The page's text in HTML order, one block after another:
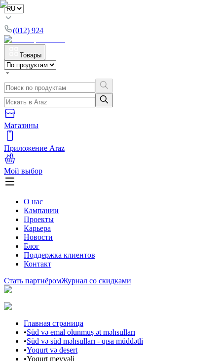
(012) 924
Товары
Магазины
Приложение Araz
Мой выбор
О нас
Кампании
Проекты
Карьера
Новости
Блог
Поддержка клиентов
Контакт
Стать партнёромЖурнал со скидками
Главная страница
•Süd və emal olunmuş ət məhsulları
•Süd və süd məhsulları - qısa müddətli
•Yoqurt və desert
•Yoqurt meyvəli